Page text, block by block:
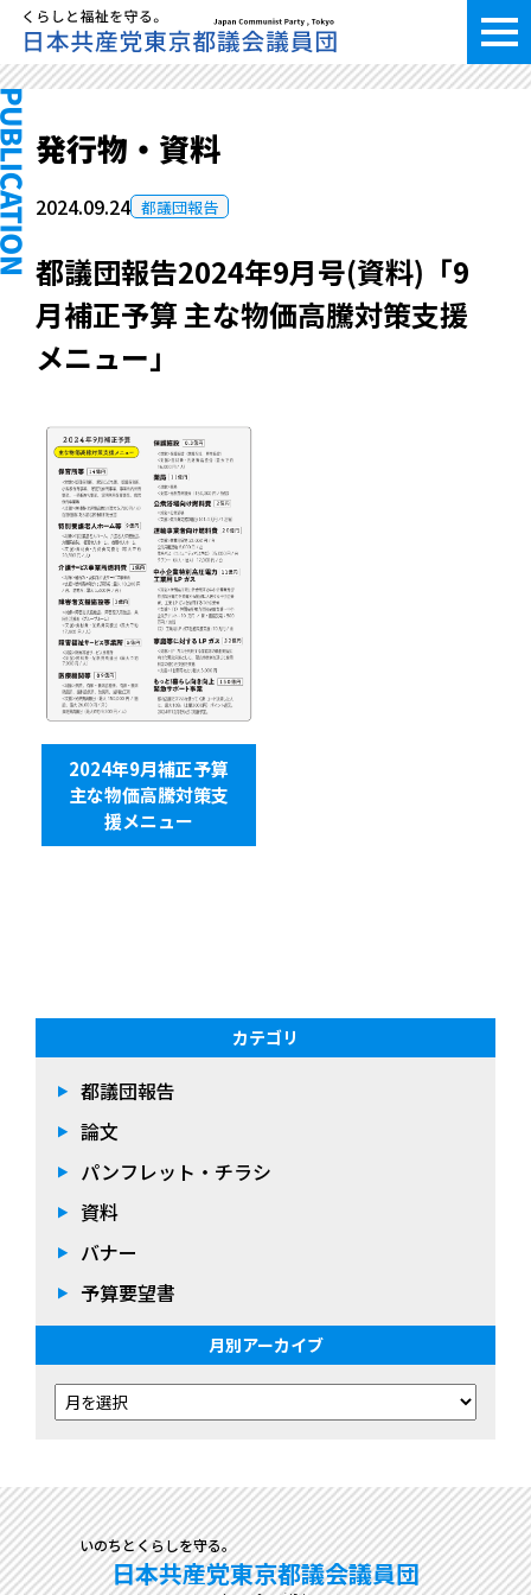
発行物・資料
2024.09.24 都議団報告
都議団報告2024年9月号(資料)「9
月補正予算 主な物価高騰対策支援
メニュー」
2024年9月補正予算
主な物価高騰対策支
援メニュー
カテゴリ
都議団報告
論文
パンフレット・チラシ
資料
バナー
予算要望書
月別アーカイブ
いのちとくらしを守る。
日本共産党東京都議会議員団